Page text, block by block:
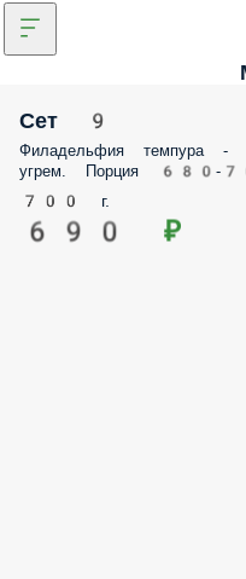
Сет 9
Филадельфия
угрем. Порция 680-
700 г.
690 ₽